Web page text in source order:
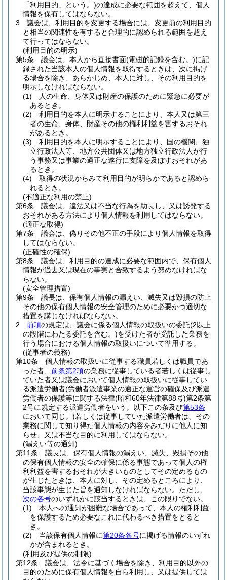
「利用目的」という。)の達成に必要な範囲を超えて、個人
情報を保有してはならない。
3
議会は、利用目的を変更する場合には、変更前の利用目的
と相当の関連性を有すると合理的に認められる範囲を超え
て行ってはならない。
(利用目的の明示)
第5条
議会は、本人から直接書面(電磁的記録を含む。)に記
録された当該本人の個人情報を取得するときは、次に掲げ
る場合を除き、あらかじめ、本人に対し、その利用目的を
明示しなければならない。
(1)
人の生命、身体又は財産の保護のために緊急に必要が
あるとき。
(2)
利用目的を本人に明示することにより、本人又は第三
者の生命、身体、財産その他の権利利益を害するおそれ
があるとき。
(3)
利用目的を本人に明示することにより、国の機関、独
立行政法人等、地方公共団体又は地方独立行政法人が行
う事務又は事業の適正な遂行に支障を及ぼすおそれがあ
るとき。
(4)
取得の状況からみて利用目的が明らかであると認めら
れるとき。
(不適正な利用の禁止)
第6条
議会は、違法又は不当な行為を助長し、又は誘発する
おそれがある方法により個人情報を利用してはならない。
(適正な取得)
第7条
議会は、偽りその他不正の手段により個人情報を取得
してはならない。
(正確性の確保)
第8条
議会は、利用目的の達成に必要な範囲内で、保有個人
情報が過去又は現在の事実と合致するよう努めなければな
らない。
(安全管理措置)
第9条
議長は、保有個人情報の漏えい、滅失又は毀損の防止
その他の保有個人情報の安全管理のために必要かつ適切な
措置を講じなければならない。
2
前項の規定は、議会に係る個人情報の取扱いの委託(2以上
の段階にわたる委託を含む。)を受けた者が受託した業務を
行う場合における個人情報の取扱いについて準用する。
(従事者の義務)
第10条
個人情報の取扱いに従事する職員若しくは職員であ
った者、 前条第2項の業務に従事している者若しくは従事し
ていた者又は議会において個人情報の取扱いに従事してい
る派遣労働者(労働者派遣事業の適正な運営の確保及び派遣
労働者の保護等に関する法律(昭和60年法律第88号)第2条第
2号に規定する派遣労働者をいう。以下この条及び第53条
において同じ。)若しくは従事していた派遣労働者は、その
業務に関して知り得た個人情報の内容をみだりに他人に知
らせ、又は不当な目的に利用してはならない。
(漏えい等の通知)
第11条
議長は、保有個人情報の漏えい、滅失、毀損その他
の保有個人情報の安全の確保に係る事態であって個人の権
利利益を害するおそれが大きいものとしてその定めるもの
が生じたときは、本人に対し、その定めるところにより、
当該事態が生じた旨を通知しなければならない。 ただし、
次の各号のいずれかに該当するときは、この限りでない。
(1)
本人への通知が困難な場合であって、本人の権利利益
を保護するため必要なこれに代わるべき措置をとると
き。
(2)
当該保有個人情報に第20条各号に掲げる情報のいずれ
かが含まれるとき。
(利用及び提供の制限)
第12条
議会は、法令に基づく場合を除き、利用目的以外の
目的のために保有個人情報を自ら利用し、又は提供しては